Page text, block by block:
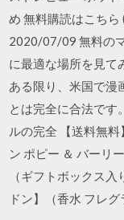
め 無料購読はこち
2020/07/09 無料の
に最適な場所を見て
ある限り、米国で漫
とは完全に合法です
ルの完全 【送料無
ン ポピー ＆ バーリ
（ギフトボックス
ドン】（香水 フレ